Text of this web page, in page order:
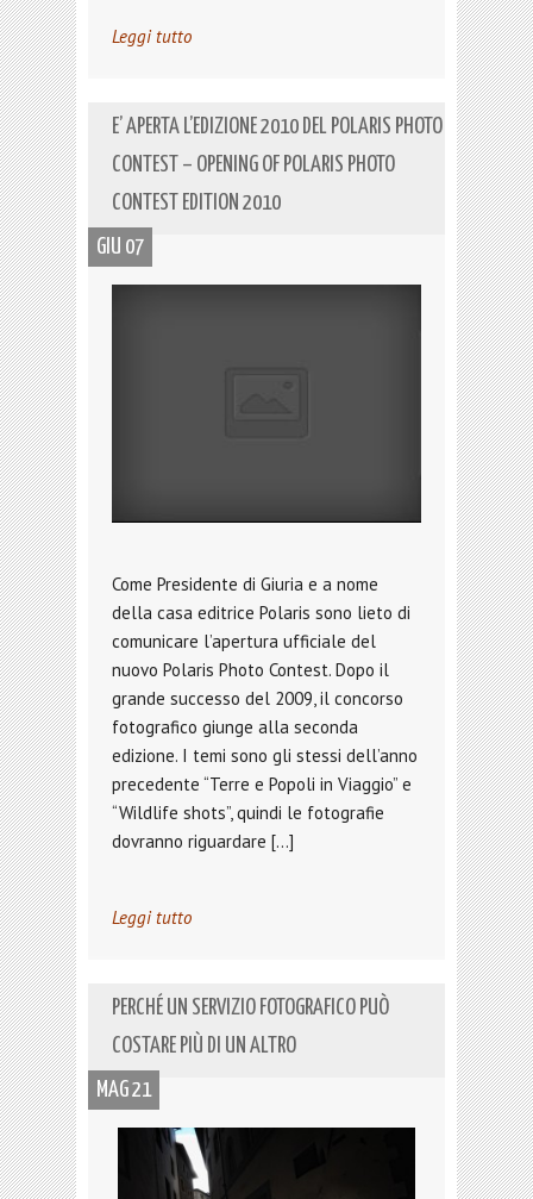
Leggi tutto
E’ APERTA L’EDIZIONE 2010 DEL POLARIS PHOTO
CONTEST – OPENING OF POLARIS PHOTO
CONTEST EDITION 2010
GIU 07
Come Presidente di Giuria e a nome
della casa editrice Polaris sono lieto di
comunicare l’apertura ufficiale del
nuovo Polaris Photo Contest. Dopo il
grande successo del 2009, il concorso
fotografico giunge alla seconda
edizione. I temi sono gli stessi dell’anno
precedente “Terre e Popoli in Viaggio” e
“Wildlife shots”, quindi le fotografie
dovranno riguardare […]
Leggi tutto
PERCHÉ UN SERVIZIO FOTOGRAFICO PUÒ
COSTARE PIÙ DI UN ALTRO
MAG 21